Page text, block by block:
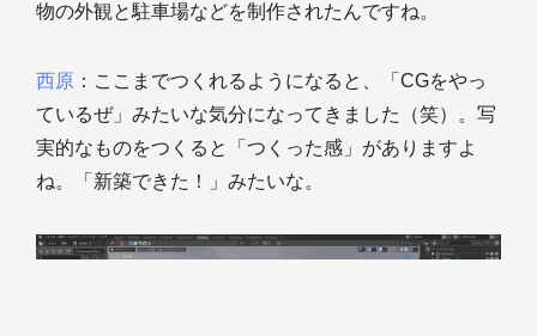
物の外観と駐車場などを制作されたんですね。
西原 ：ここまでつくれるようになると、「CGをやっ
ているぜ」みたいな気分になってきました（笑）。写
実的なものをつくると「つくった感」がありますよ
ね。「新築できた！」みたいな。